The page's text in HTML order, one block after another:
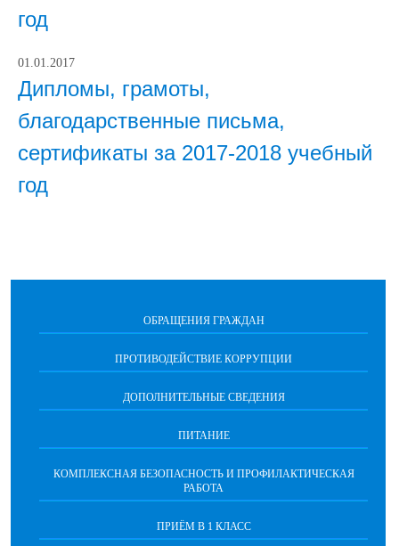
год
01.01.2017
Дипломы, грамоты,
благодарственные письма,
сертификаты за 2017-2018 учебный
год
ОБРАЩЕНИЯ ГРАЖДАН
ПРОТИВОДЕЙСТВИЕ КОРРУПЦИИ
ДОПОЛНИТЕЛЬНЫЕ СВЕДЕНИЯ
ПИТАНИЕ
КОМПЛЕКСНАЯ БЕЗОПАСНОСТЬ И ПРОФИЛАКТИЧЕСКАЯ
РАБОТА
ПРИЁМ В 1 КЛАСС